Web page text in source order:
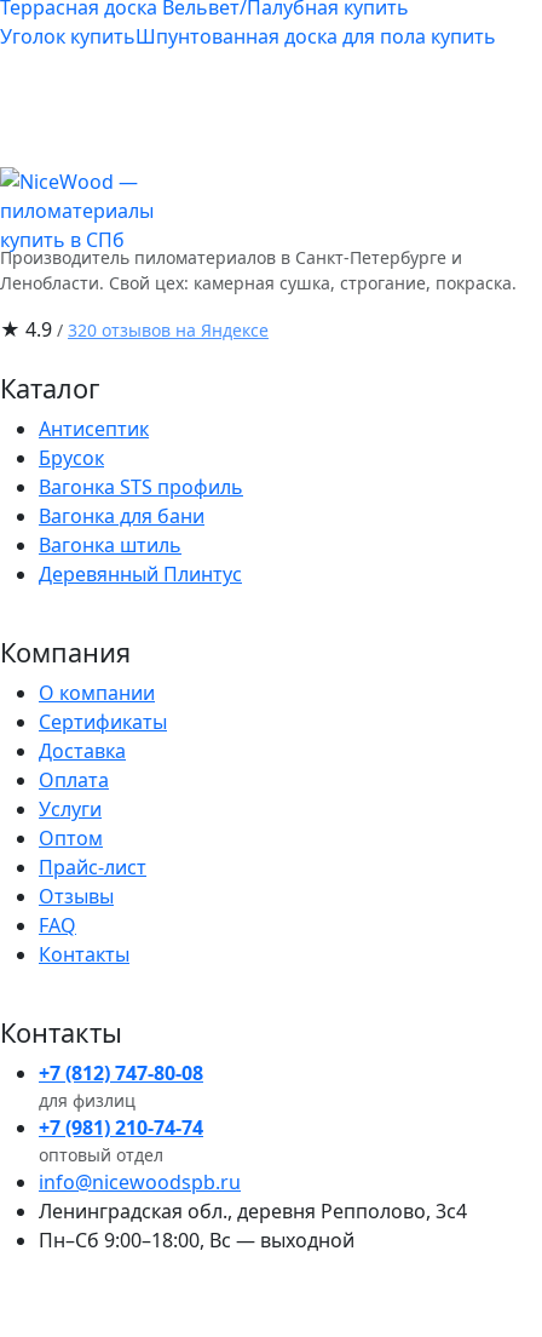
Террасная доска Вельвет/Палубная купить
Уголок купитьШпунтованная доска для пола купить
Производитель пиломатериалов в Санкт-Петербурге и
Ленобласти. Свой цех: камерная сушка, строгание, покраска.
★ 4.9 / 320 отзывов на Яндексе
Каталог
Антисептик
Брусок
Вагонка STS профиль
Вагонка для бани
Вагонка штиль
Деревянный Плинтус
Компания
О компании
Сертификаты
Доставка
Оплата
Услуги
Оптом
Прайс-лист
Отзывы
FAQ
Контакты
Контакты
+7 (812) 747-80-08
для физлиц
+7 (981) 210-74-74
оптовый отдел
info@nicewoodspb.ru
Ленинградская обл., деревня Репполово, 3с4
Пн–Сб 9:00–18:00, Вс — выходной